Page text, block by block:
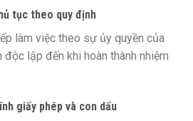
tục theo quy định
làm việc theo sự ủy quyền của
độc lập đến khi hoàn thành nhiệm
giấy phép và con dấu